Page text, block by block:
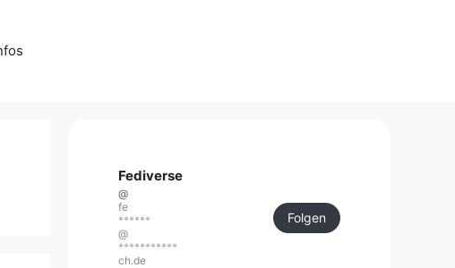
Fediverse
@
fe
******
@
***********
ch.de
Folgen